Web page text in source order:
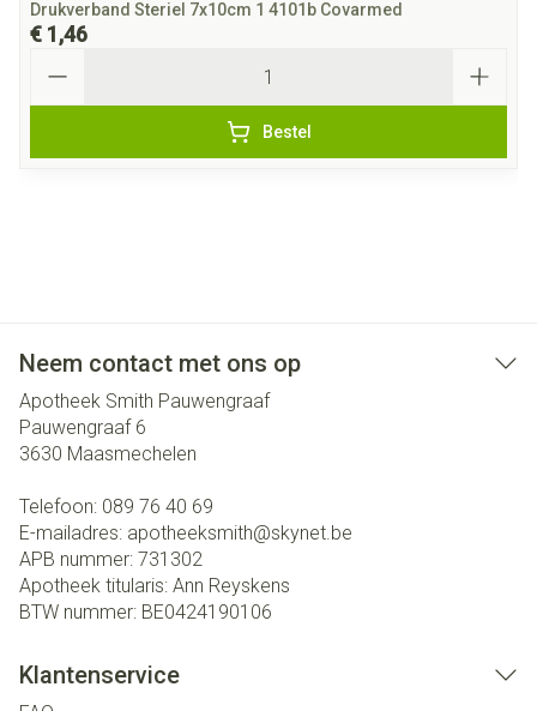
Drukverband Steriel 7x10cm 1 4101b Covarmed
€ 1,46
Bestel
Neem contact met ons op
Apotheek Smith Pauwengraaf
Pauwengraaf 6
3630 Maasmechelen
Telefoon: 089 76 40 69
E-mailadres: apotheeksmith@skynet.be
APB nummer: 731302
Apotheek titularis: Ann Reyskens
BTW nummer: BE0424190106
Klantenservice